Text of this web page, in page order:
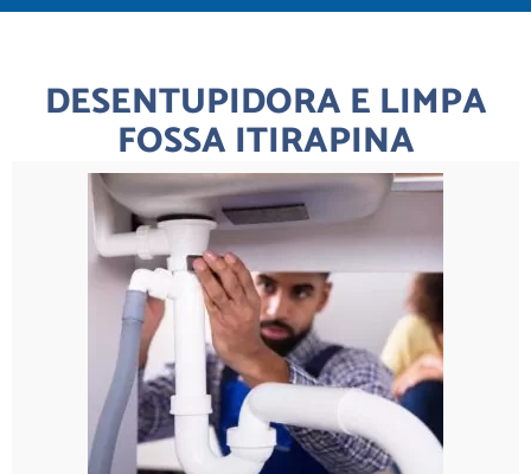
DESENTUPIDORA E LIMPA
FOSSA ITIRAPINA